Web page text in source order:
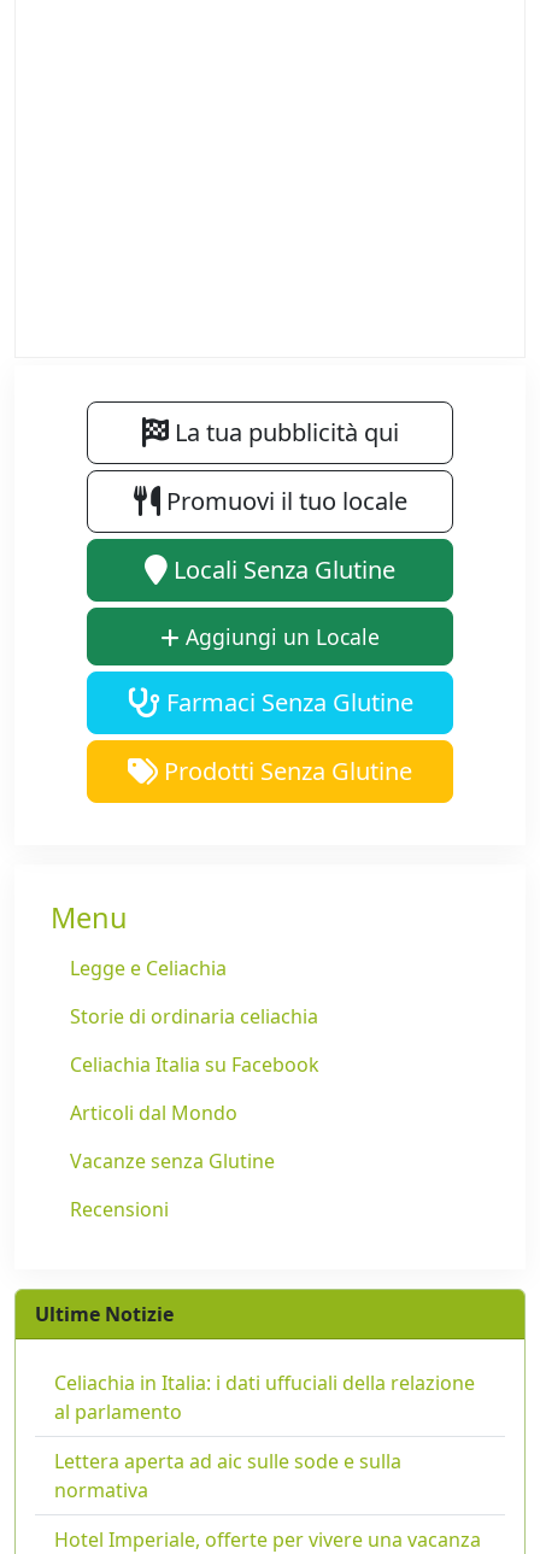
La tua pubblicità qui
Promuovi il tuo locale
Locali Senza Glutine
Aggiungi un Locale
Farmaci Senza Glutine
Prodotti Senza Glutine
Menu
Legge e Celiachia
Storie di ordinaria celiachia
Celiachia Italia su Facebook
Articoli dal Mondo
Vacanze senza Glutine
Recensioni
Ultime Notizie
Celiachia in Italia: i dati uffuciali della relazione
al parlamento
Lettera aperta ad aic sulle sode e sulla
normativa
Hotel Imperiale, offerte per vivere una vacanza